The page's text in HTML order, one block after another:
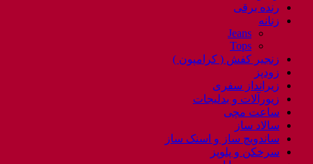
رنده برقی
زنانه
Jeans
Tops
زنجیر کفش ( کرامپون )
زودپز
زیرانداز سفری
زیورآلات و بدلیجات
ساعت مچی
سالاد ساز
ساندویچ ساز و اسنک ساز
سرخکن و پلوپز